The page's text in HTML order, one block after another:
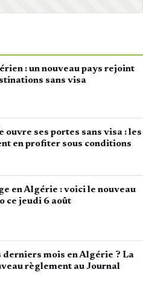
: un nouveau pays rejoint
sans visa
ouvre ses portes sans visa : les
en profiter sous conditions
en Algérie : voici le nouveau
ce jeudi 6 août
derniers mois en Algérie ? La
règlement au Journal